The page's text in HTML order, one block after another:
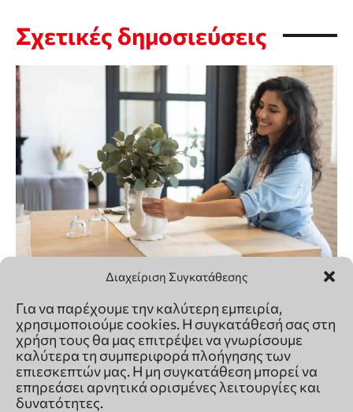
Διαχείριση Συγκατάθεσης
Για να παρέχουμε την καλύτερη εμπειρία,
χρησιμοποιούμε cookies. Η συγκατάθεσή σας στη
χρήση τους θα μας επιτρέψει να γνωρίσουμε
καλύτερα τη συμπεριφορά πλοήγησης των
επιεσκεπτών μας. Η μη συγκατάθεση μπορεί να
επηρεάσει αρνητικά ορισμένες λειτουργίες και
δυνατότητες.